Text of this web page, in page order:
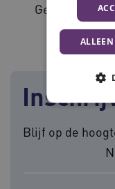
Blijf op de